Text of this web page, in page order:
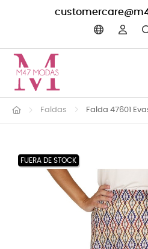
Faldas Falda 47601
FUERA DE STOCK